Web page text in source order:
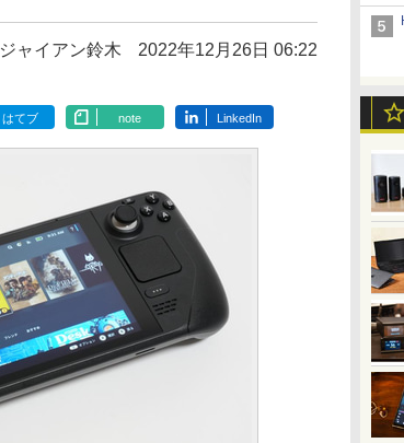
ジャイアン鈴木 2022年12月26日 06:22
はてブ note LinkedIn